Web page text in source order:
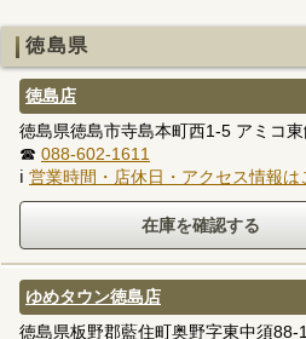
徳島県
徳島店
徳島県徳島市寺島本町西1-5 アミコ
☎ 088-602-1611
ℹ 営業時間・店休日・アクセス情報は
ゆめタウン徳島店
徳島県板野郡藍住町奥野字東中須88-